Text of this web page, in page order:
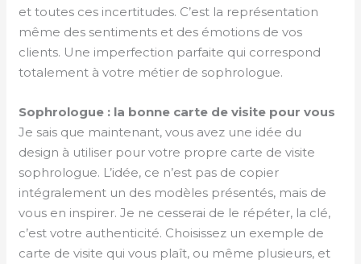
et toutes ces incertitudes. C’est la représentation
même des sentiments et des émotions de vos
clients. Une imperfection parfaite qui correspond
totalement à votre métier de sophrologue.
Sophrologue : la bonne carte de visite pour vous
Je sais que maintenant, vous avez une idée du
design à utiliser pour votre propre carte de visite
sophrologue. L’idée, ce n’est pas de copier
intégralement un des modèles présentés, mais de
vous en inspirer. Je ne cesserai de le répéter, la clé,
c’est votre authenticité. Choisissez un exemple de
carte de visite qui vous plaît, ou même plusieurs, et